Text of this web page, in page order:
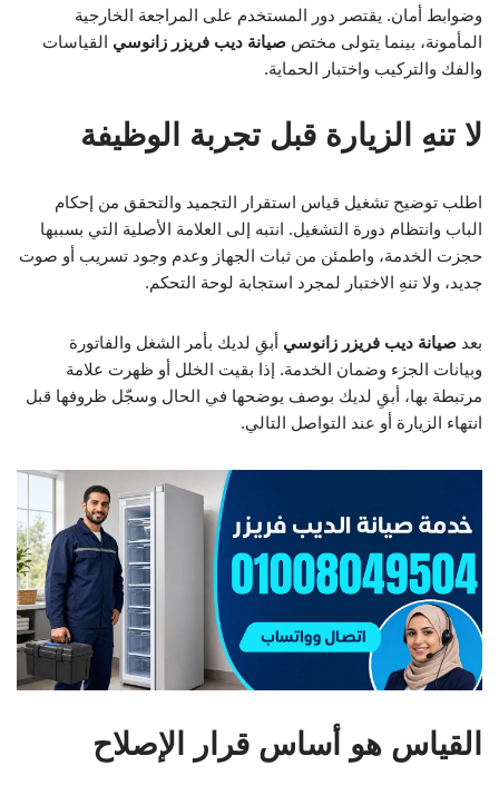
وضوابط أمان. يقتصر دور المستخدم على المراجعة الخارجية
المأمونة، بينما يتولى مختص صيانة ديب فريزر زانوسي القياسات
والفك والتركيب واختبار الحماية.
لا تنهِ الزيارة قبل تجربة الوظيفة
اطلب توضيح تشغيل قياس استقرار التجميد والتحقق من إحكام
الباب وانتظام دورة التشغيل. انتبه إلى العلامة الأصلية التي بسببها
حجزت الخدمة، واطمئن من ثبات الجهاز وعدم وجود تسريب أو صوت
جديد، ولا تنهِ الاختبار لمجرد استجابة لوحة التحكم.
بعد صيانة ديب فريزر زانوسي أبقِ لديك بأمر الشغل والفاتورة
وبيانات الجزء وضمان الخدمة. إذا بقيت الخلل أو ظهرت علامة
مرتبطة بها، أبقِ لديك بوصف يوضحها في الحال وسجّل ظروفها قبل
انتهاء الزيارة أو عند التواصل التالي.
القياس هو أساس قرار الإصلاح